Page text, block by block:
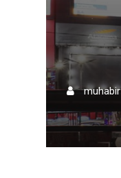
muhabir